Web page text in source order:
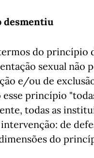
desmentiu
do princípio
sexual não
e/ou de
princípio
todas as
de
do